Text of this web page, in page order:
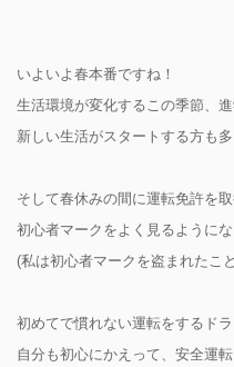
いよいよ春本番ですね！
生活環境が変化するこの季節、
新しい生活がスタートする方も
そして春休みの間に運転免許を取
初心者マークをよく見るように
(私は初心者マークを盗まれたこ
初めてで慣れない運転をするド
自分も初心にかえって、安全運